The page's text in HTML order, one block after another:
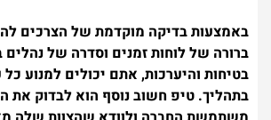
באמצעות בדיקה מוקדמת של הצרכים
ברורה של לוחות זמנים וסדרה של נהלים
בטיחות והיערכות, אתם יכולים למנוע
בתהליך. טיפ חשוב נוסף הוא לבדוק את